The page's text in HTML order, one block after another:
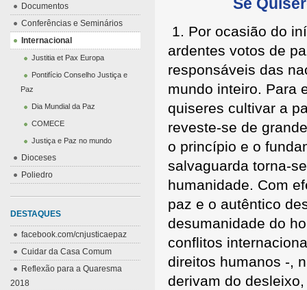
1. Por ocasião do
ardentes votos de
responsáveis das
mundo inteiro. Para
quiseres cultivar a
reveste-se de
o princípio e o
salvaguarda torna-
humanidade. Com
paz e o autêntico
desumanidade do
conflitos
direitos humanos -,
derivam do
Documentos
Conferências e Seminários
Internacional
Justitia et Pax Europa
Pontifício Conselho Justiça e
Paz
Dia Mundial da Paz
COMECE
Justiça e Paz no mundo
Dioceses
Poliedro
DESTAQUES
facebook.com/cnjusticaepaz
Cuidar da Casa Comum
Reflexão para a Quaresma
2018